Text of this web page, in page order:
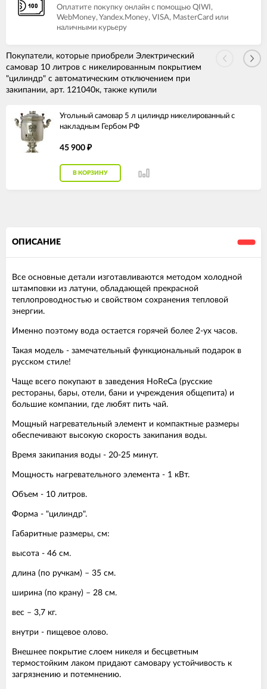
Оплатите покупку онлайн с помощью QIWI,
WebMoney, Yandex.Money, VISA, MasterCard или
наличными курьеру
Покупатели, которые приобрели Электрический
самовар 10 литров с никелированным покрытием
"цилиндр" с автоматическим отключением при
закипании, арт. 121040к, также купили
Угольный самовар 5 л цилиндр никелированный с
накладным Гербом РФ
45 900 ₽
В КОРЗИНУ
ОПИСАНИЕ
Все основные детали изготавливаются методом холодной
штамповки из латуни, обладающей прекрасной
теплопроводностью и свойством сохранения тепловой
энергии.
Именно поэтому вода остается горячей более 2-ух часов.
Такая модель - замечательный функциональный подарок в
русском стиле!
Чаще всего покупают в заведения HoReCa (русские
рестораны, бары, отели, бани и учреждения общепита) и
большие компании, где любят пить чай.
Мощный нагревательный элемент и компактные размеры
обеспечивают высокую скорость закипания воды.
Время закипания воды - 20-25 минут.
Мощность нагревательного элемента - 1 кВт.
Объем - 10 литров.
Форма - "цилиндр".
Габаритные размеры, см:
высота - 46 см.
длина (по ручкам) – 35 см.
ширина (по крану) – 28 см.
вес – 3,7 кг.
внутри - пищевое олово.
Внешнее покрытие слоем никеля и бесцветным
термостойким лаком придают самовару устойчивость к
загрязнению и потемнению.